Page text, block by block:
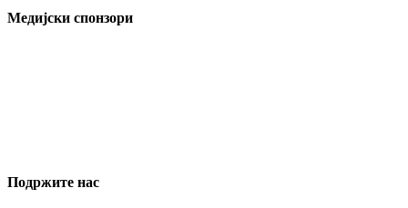
Медијски спонзори
Подржите нас